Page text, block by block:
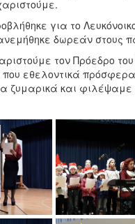
για το
δωρεάν στους
τον Πρόεδρο
εθελοντικά
ζυμαρικά και φιλέψαμε